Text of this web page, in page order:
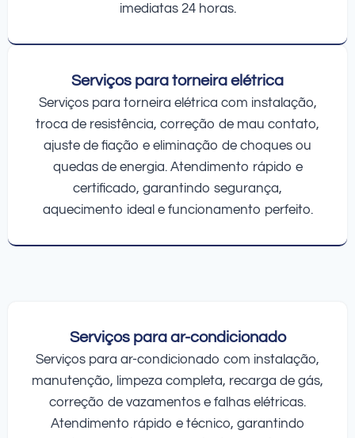
imediatas 24 horas.
Serviços para torneira elétrica
Serviços para torneira elétrica com instalação,
troca de resistência, correção de mau contato,
ajuste de fiação e eliminação de choques ou
quedas de energia. Atendimento rápido e
certificado, garantindo segurança,
aquecimento ideal e funcionamento perfeito.
Serviços para ar-condicionado
Serviços para ar-condicionado com instalação,
manutenção, limpeza completa, recarga de gás,
correção de vazamentos e falhas elétricas.
Atendimento rápido e técnico, garantindo